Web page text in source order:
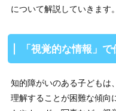
について解説していきます。
「視覚的な情報」
知的障がいのある子どもは
理解することが困難な傾向